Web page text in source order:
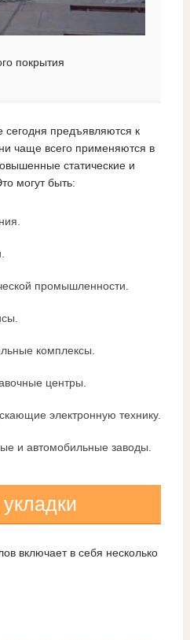
покрытия
сегодня предъявляются к
чаще всего применяются в
статические и
могут быть:
промышленности.
комплексы.
центры.
электронную технику.
и автомобильные заводы.
включает в себя несколько